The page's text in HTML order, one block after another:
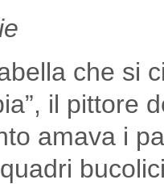
che si
il pittore
amava i